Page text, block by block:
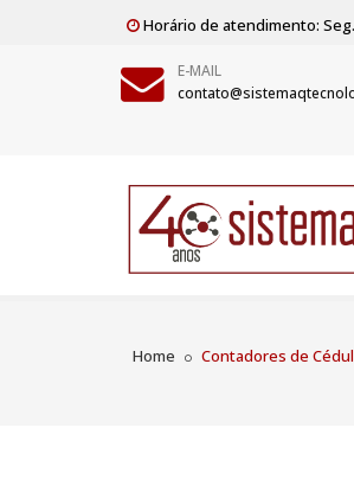
Horário de atendimento:
E-MAIL
Home Contadores de